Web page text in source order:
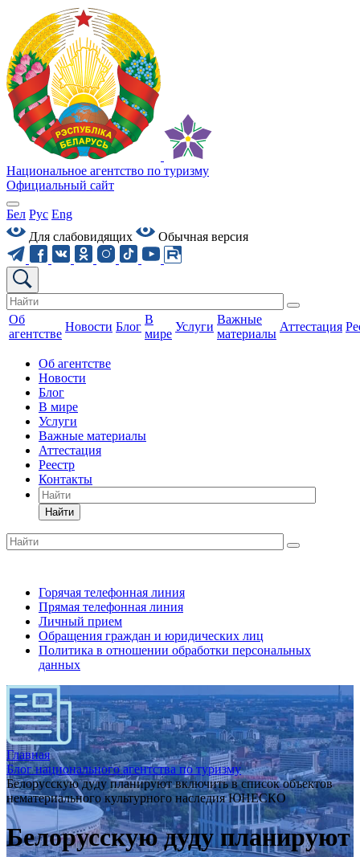
Национальное агентство по туризму
Официальный сайт
Бел Рус Eng
Для слабовидящих
Обычная версия
Об
агентстве
Новости Блог
В
мире
Услуги
Важные
материалы
Аттестация
Об агентстве
Новости
Блог
В мире
Услуги
Важные материалы
Аттестация
Реестр
Контакты
Найти
Горячая телефонная линия
Прямая телефонная линия
Личный прием
Обращения граждан и юридических лиц
Политика в отношении обработки персональных
данных
Главная
Блог национального агентства по туризму
Белорусскую дуду планируют включить в список объектов
нематериального культурного наследия ЮНЕСКО
Белорусскую дуду планируют